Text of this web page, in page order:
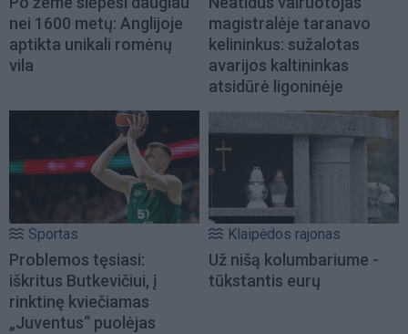
nei 1600 metų: Anglijoje
aptikta unikali romėnų
vila
magistralėje taranavo
kelininkus: sužalotas
avarijos kaltininkas
atsidūrė ligoninėje
Sportas
Problemos tęsiasi:
iškritus Butkevičiui, į
rinktinę kviečiamas
„Juventus“ puolėjas
Klaipėdos rajonas
Už nišą kolumbariume -
tūkstantis eurų